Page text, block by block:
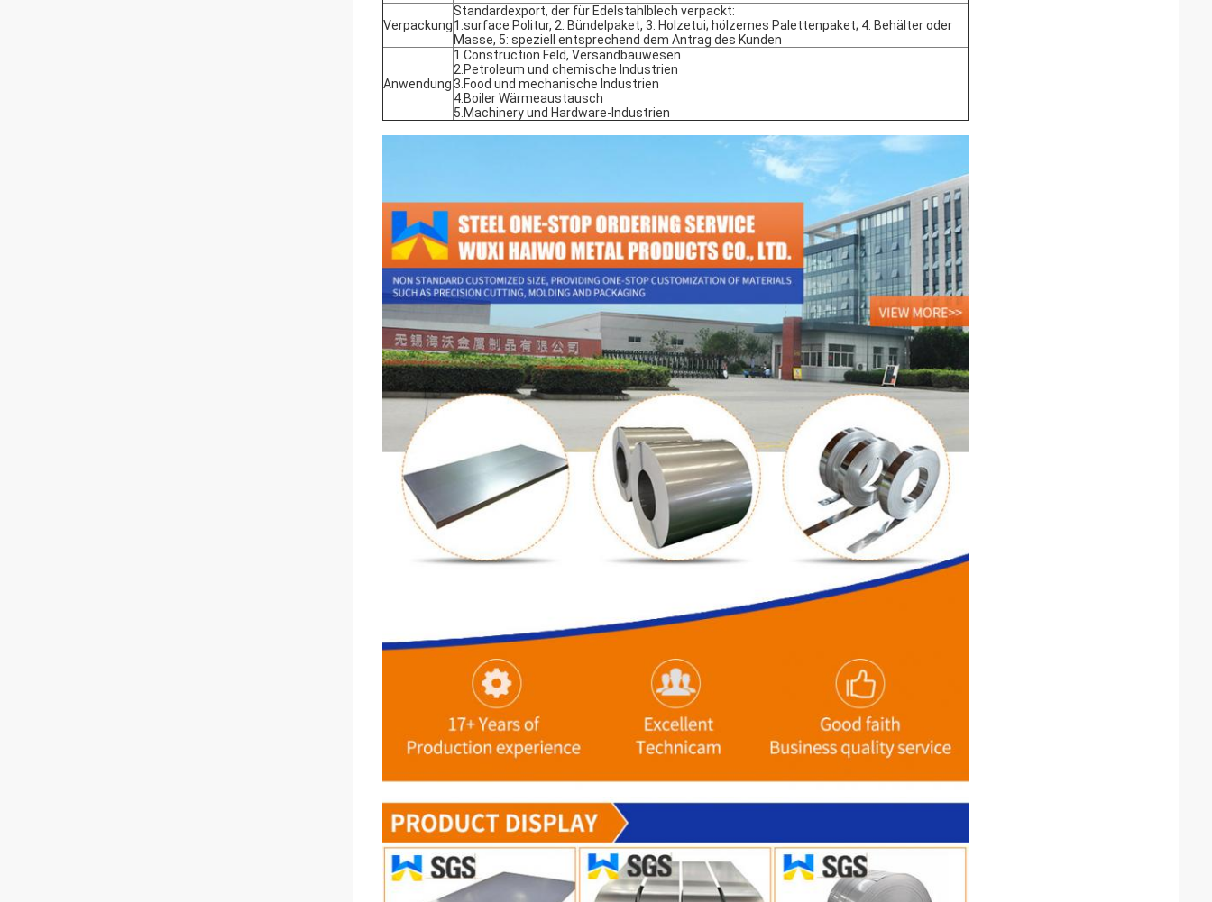
Verpackung
Standardexport, der für Edelstahlblech verpackt:
1.surface Politur, 2: Bündelpaket, 3: Holzetui; hölzernes Palettenpaket; 4: Behälter oder
Masse, 5: speziell entsprechend dem Antrag des Kunden
Anwendung
1.Construction Feld, Versandbauwesen
2.Petroleum und chemische Industrien
3.Food und mechanische Industrien
4.Boiler Wärmeaustausch
5.Machinery und Hardware-Industrien